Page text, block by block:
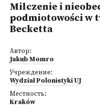
Milczenie i
podmiotowości w
Becketta
Автор:
Jakub Momro
Учреждение:
Wydział Polonistyki UJ
Местность:
Kraków